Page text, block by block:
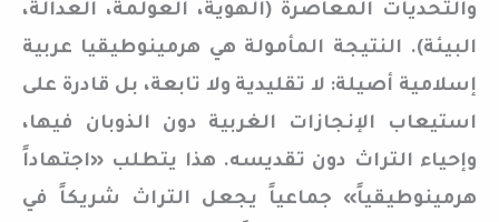
والتحديات المعاصرة (الهوية، العولمة، العدالة،
البيئة). النتيجة المأمولة هي هرمينوطيقيا عربية
إسلامية أصيلة: لا تقليدية ولا تابعة، بل قادرة على
استيعاب الإنجازات الغربية دون الذوبان فيها،
وإحياء التراث دون تقديسه. هذا يتطلب «اجتهاداً
هرمينوطيقياً» جماعياً يجعل التراث شريكاً في